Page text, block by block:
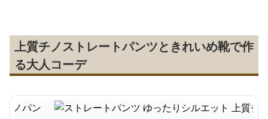
上質チノストレートパンツときれいめ靴で作
る大人コーデ